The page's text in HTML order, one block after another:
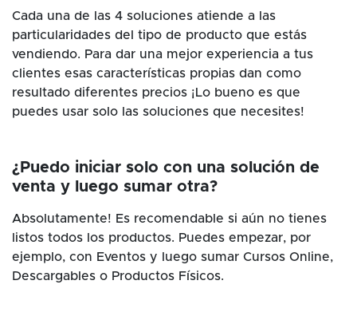
Cada una de las 4 soluciones atiende a las
particularidades del tipo de producto que estás
vendiendo. Para dar una mejor experiencia a tus
clientes esas características propias dan como
resultado diferentes precios ¡Lo bueno es que
puedes usar solo las soluciones que necesites!
¿Puedo iniciar solo con una solución de
venta y luego sumar otra?
Absolutamente! Es recomendable si aún no tienes
listos todos los productos. Puedes empezar, por
ejemplo, con Eventos y luego sumar Cursos Online,
Descargables o Productos Físicos.